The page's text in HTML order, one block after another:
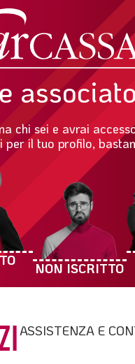
chi sei e avrai
per il tuo profilo,
NON ISCRITTO
ASSISTENZA E